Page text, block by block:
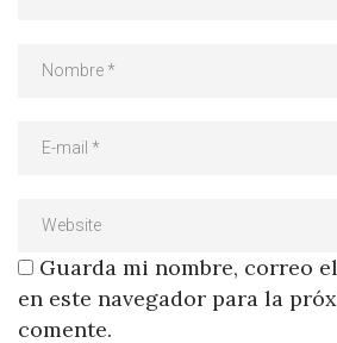
Guarda mi nombre, correo
en este navegador para la
comente.